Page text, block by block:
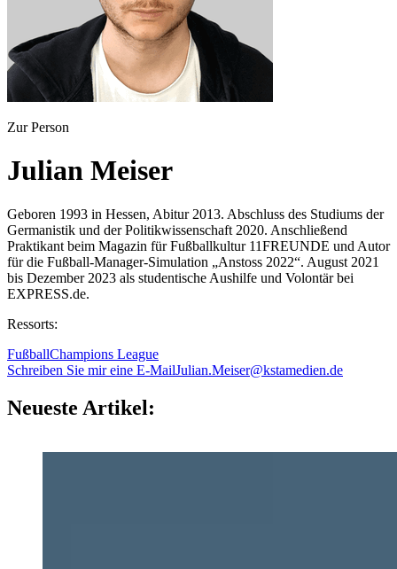
Zur Person
Julian Meiser
Geboren 1993 in Hessen, Abitur 2013. Abschluss des Studiums der
Germanistik und der Politikwissenschaft 2020. Anschließend
Praktikant beim Magazin für Fußballkultur 11FREUNDE und Autor
für die Fußball-Manager-Simulation „Anstoss 2022“. August 2021
bis Dezember 2023 als studentische Aushilfe und Volontär bei
EXPRESS.de.
Ressorts:
FußballChampions League
Schreiben Sie mir eine E-MailJulian.Meiser@kstamedien.de
Neueste Artikel: